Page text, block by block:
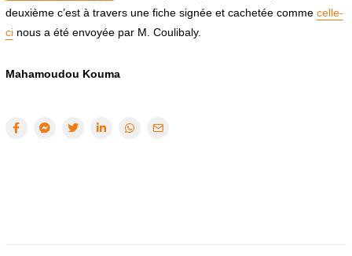
deuxième c’est à travers une fiche signée et cachetée comme celle-
cinous a été envoyée par M. Coulibaly.
Mahamoudou Kouma